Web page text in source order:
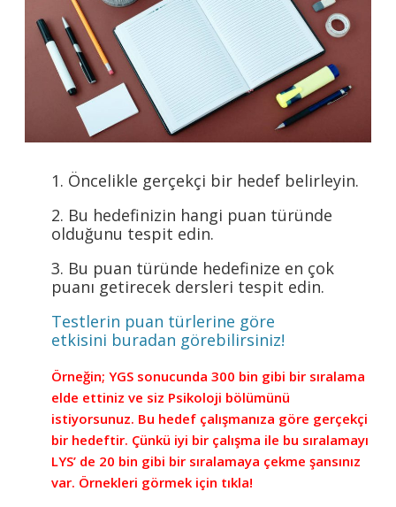
1. Öncelikle gerçekçi bir hedef belirleyin.
2. Bu hedefinizin hangi puan türünde
olduğunu tespit edin.
3. Bu puan türünde hedefinize en çok
puanı getirecek dersleri tespit edin.
Testlerin puan türlerine göre
etkisini buradan görebilirsiniz!
Örneğin; YGS sonucunda 300 bin gibi bir sıralama
elde ettiniz ve siz Psikoloji bölümünü
istiyorsunuz. Bu hedef çalışmanıza göre gerçekçi
bir hedeftir. Çünkü iyi bir çalışma ile bu sıralamayı
LYS’ de 20 bin gibi bir sıralamaya çekme şansınız
var. Örnekleri görmek için tıkla!